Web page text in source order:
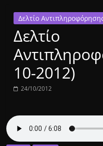
1431AM
Δελτίο
Δελτίο
10-2012)
24/10/2012